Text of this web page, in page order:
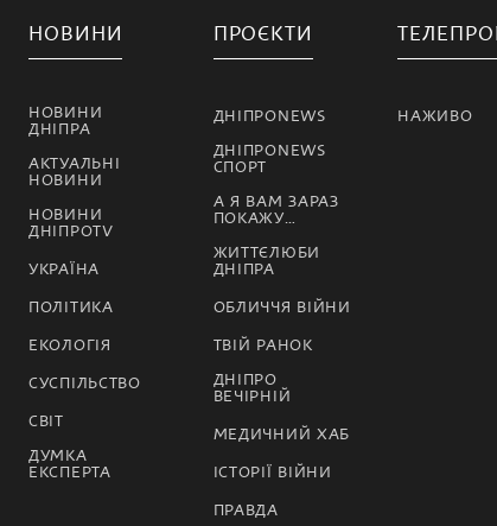
НОВИНИ
НОВИНИ
ДНІПРА
АКТУАЛЬНІ
НОВИНИ
НОВИНИ
ДНІПРОTV
УКРАЇНА
ПОЛІТИКА
ЕКОЛОГІЯ
СУСПІЛЬСТВО
СВІТ
ДУМКА
ЕКСПЕРТА
ПРОЄКТИ
ДНІПРОNEWS
ДНІПРОNEWS
СПОРТ
А Я ВАМ ЗАРАЗ
ПОКАЖУ…
ЖИТТЄЛЮБИ
ДНІПРА
ОБЛИЧЧЯ ВІЙНИ
ТВІЙ РАНОК
ДНІПРО
ВЕЧІРНІЙ
МЕДИЧНИЙ ХАБ
ІСТОРІЇ ВІЙНИ
ПРАВДА
НАЖИВО